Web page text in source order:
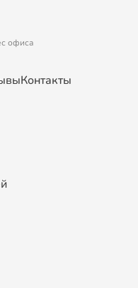
офиса
Контакты